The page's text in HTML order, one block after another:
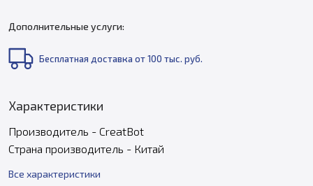
Дополнительные услуги:
Бесплатная доставка от 100 тыс. руб.
Характеристики
Производитель - CreatBot
Страна производитель - Китай
Все характеристики